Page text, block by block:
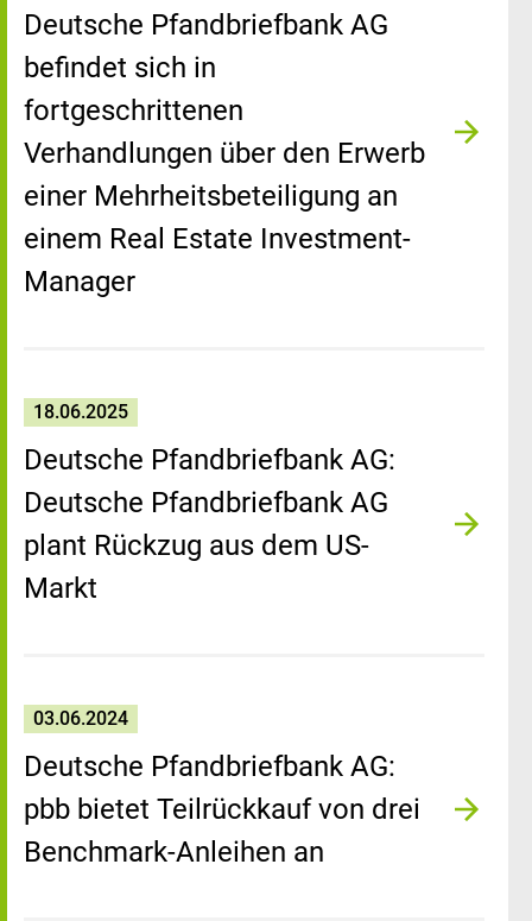
Deutsche Pfandbriefbank AG
befindet sich in
fortgeschrittenen
Verhandlungen über den Erwerb
einer Mehrheitsbeteiligung an
einem Real Estate Investment-
Manager
18.06.2025
Deutsche Pfandbriefbank AG:
Deutsche Pfandbriefbank AG
plant Rückzug aus dem US-
Markt
03.06.2024
Deutsche Pfandbriefbank AG:
pbb bietet Teilrückkauf von drei
Benchmark-Anleihen an